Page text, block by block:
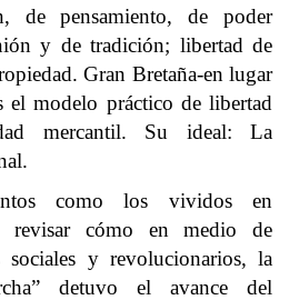
de pensamiento, de poder
y de tradición; libertad de
Gran Bretaña-en lugar
el modelo práctico de libertad
mercantil. Su ideal: La
como los vividos en
revisar cómo en medio de
sociales y revolucionarios, la
detuvo el avance del